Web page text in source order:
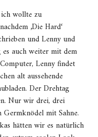
wollte zu
‚Die Hard‘
und Lenny und
auch weiter mit dem
Lenny findet
alt aussehende
Der Drehtag
Nur wir drei, drei
Germknödel mit Sahne.
hätten wir es natürlich